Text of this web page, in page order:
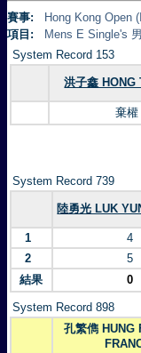
賽事:
Hong Kong Open
項目:
Mens E Single's
System Record 153
洪子鑫 HONG
棄權
System Record 739
陸勇光 LUK
1
4
2
5
結果
0
System Record 898
孔繁儁 HUNG